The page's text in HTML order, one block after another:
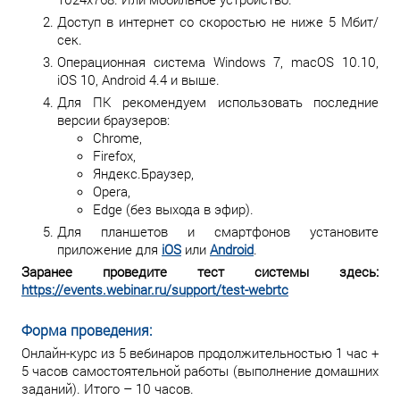
Доступ в интернет со скоростью не ниже 5 Мбит/
сек.
Операционная система Windows 7, macOS 10.10,
iOS 10, Android 4.4 и выше.
Для ПК рекомендуем использовать последние
версии браузеров:
Chrome,
Firefox,
Яндекс.Браузер,
Opera,
Edge (без выхода в эфир).
Для планшетов и смартфонов установите
приложение для iOS или Android.
Заранее проведите тест системы здесь:
https://events.webinar.ru/support/test-webrtc
Форма проведения:
Онлайн-курс из 5 вебинаров продолжительностью 1 час +
5 часов самостоятельной работы (выполнение домашних
заданий). Итого – 10 часов.